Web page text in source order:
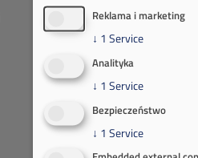
Reklama i marketing
↓ 1 Service
Analityka
↓ 1 Service
Bezpieczeństwo
↓ 1 Service